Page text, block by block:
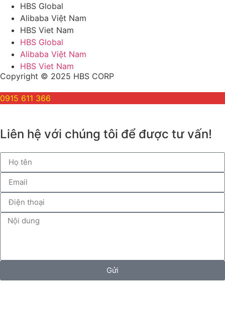
HBS Global
Alibaba Việt Nam
HBS Viet Nam
HBS Global
Alibaba Việt Nam
HBS Viet Nam
Copyright © 2025 HBS CORP
0915 611 366
Liên hệ với chúng tôi để được tư vấn!
Gửi